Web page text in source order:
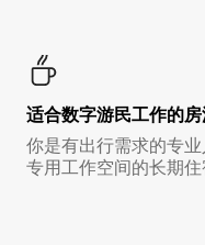
适合数字游民工作的
你是有出行需求的专
专用工作空间的长期住